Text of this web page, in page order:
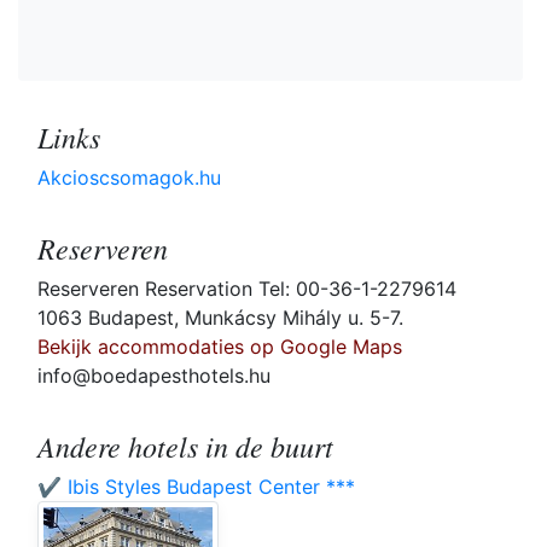
Links
Akcioscsomagok.hu
Reserveren
Reserveren Reservation Tel: 00-36-1-2279614
1063 Budapest, Munkácsy Mihály u. 5-7.
Bekijk accommodaties op Google Maps
info@boedapesthotels.hu
Andere hotels in de buurt
✔️ Ibis Styles Budapest Center ***